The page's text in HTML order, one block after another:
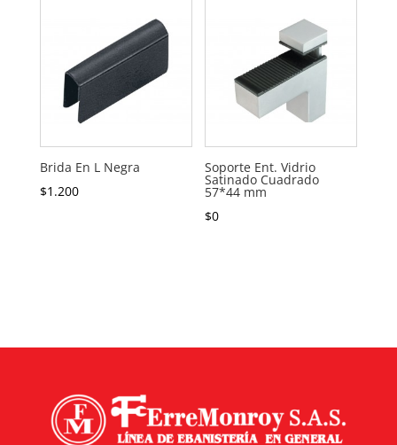
Brida En L Negra
$1.200
Soporte Ent. Vidrio
Satinado Cuadrado
57*44 mm
$0